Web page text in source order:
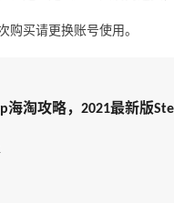
购买请更换账号使用。
海淘攻略，2021最新版